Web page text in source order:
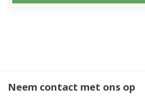
Neem contact met ons op